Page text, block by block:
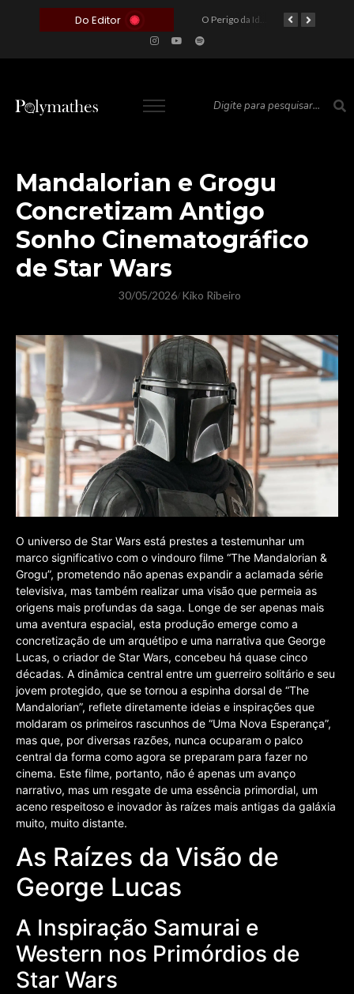
Do Editor
O Voto como Moeda: Clientelismo e o Analfabetismo Funcional Político no Brasil O Perigo da Ideologia Desenfreada na Justiça: Quando a Pauta Política Substitui a Pena Criminal
Mandalorian e Grogu
Concretizam Antigo
Sonho Cinematográfico
de Star Wars
30/05/2026/ Kiko Ribeiro
O universo de Star Wars está prestes a testemunhar um
marco significativo com o vindouro filme “The Mandalorian &
Grogu”, prometendo não apenas expandir a aclamada série
televisiva, mas também realizar uma visão que permeia as
origens mais profundas da saga. Longe de ser apenas mais
uma aventura espacial, esta produção emerge como a
concretização de um arquétipo e uma narrativa que George
Lucas, o criador de Star Wars, concebeu há quase cinco
décadas. A dinâmica central entre um guerreiro solitário e seu
jovem protegido, que se tornou a espinha dorsal de “The
Mandalorian”, reflete diretamente ideias e inspirações que
moldaram os primeiros rascunhos de “Uma Nova Esperança”,
mas que, por diversas razões, nunca ocuparam o palco
central da forma como agora se preparam para fazer no
cinema. Este filme, portanto, não é apenas um avanço
narrativo, mas um resgate de uma essência primordial, um
aceno respeitoso e inovador às raízes mais antigas da galáxia
muito, muito distante.
As Raízes da Visão de
George Lucas
A Inspiração Samurai e
Western nos Primórdios de
Star Wars